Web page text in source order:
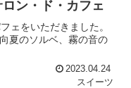
ン・ド・カフェ
ェをいただきました。
夏のソルベ、霧の音の
2023.04.24
スイーツ